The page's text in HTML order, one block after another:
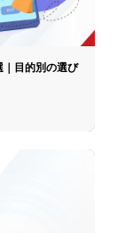
｜目的別の選び